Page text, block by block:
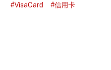
#VisaCard
#信用卡